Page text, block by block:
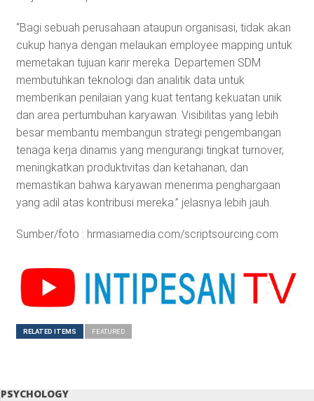
“Bagi sebuah perusahaan ataupun organisasi, tidak akan
cukup hanya dengan melaukan employee mapping untuk
memetakan tujuan karir mereka. Departemen SDM
membutuhkan teknologi dan analitik data untuk
memberikan penilaian yang kuat tentang kekuatan unik
dan area pertumbuhan karyawan. Visibilitas yang lebih
besar membantu membangun strategi pengembangan
tenaga kerja dinamis yang mengurangi tingkat turnover,
meningkatkan produktivitas dan ketahanan, dan
memastikan bahwa karyawan menerima penghargaan
yang adil atas kontribusi mereka.” jelasnya lebih jauh.
Sumber/foto : hrmasiamedia.com/scriptsourcing.com
RELATED ITEMS FEATURED
PSYCHOLOGY